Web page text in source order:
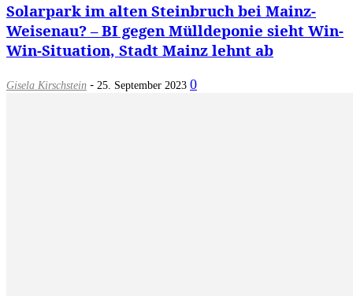
Solarpark im alten Steinbruch bei Mainz-
Weisenau? – BI gegen Mülldeponie sieht Win-
Win-Situation, Stadt Mainz lehnt ab
Gisela Kirschstein - 25. September 2023 0